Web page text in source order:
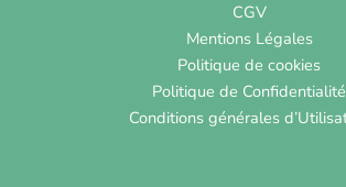
CGV
Mentions Légales
Politique de cookies
Politique de Confidentialité
Conditions générales